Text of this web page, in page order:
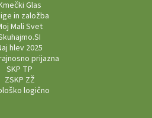
Glas
in založba
Mali Svet
hlev 2025
prijazna
SKP TP
ZSKP ZŽ
logično